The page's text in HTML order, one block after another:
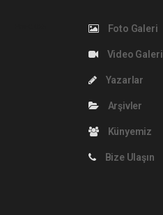
Foto Galeri
Video Galeri
Yazarlar
Arşivler
Künyemiz
Bize Ulaşın